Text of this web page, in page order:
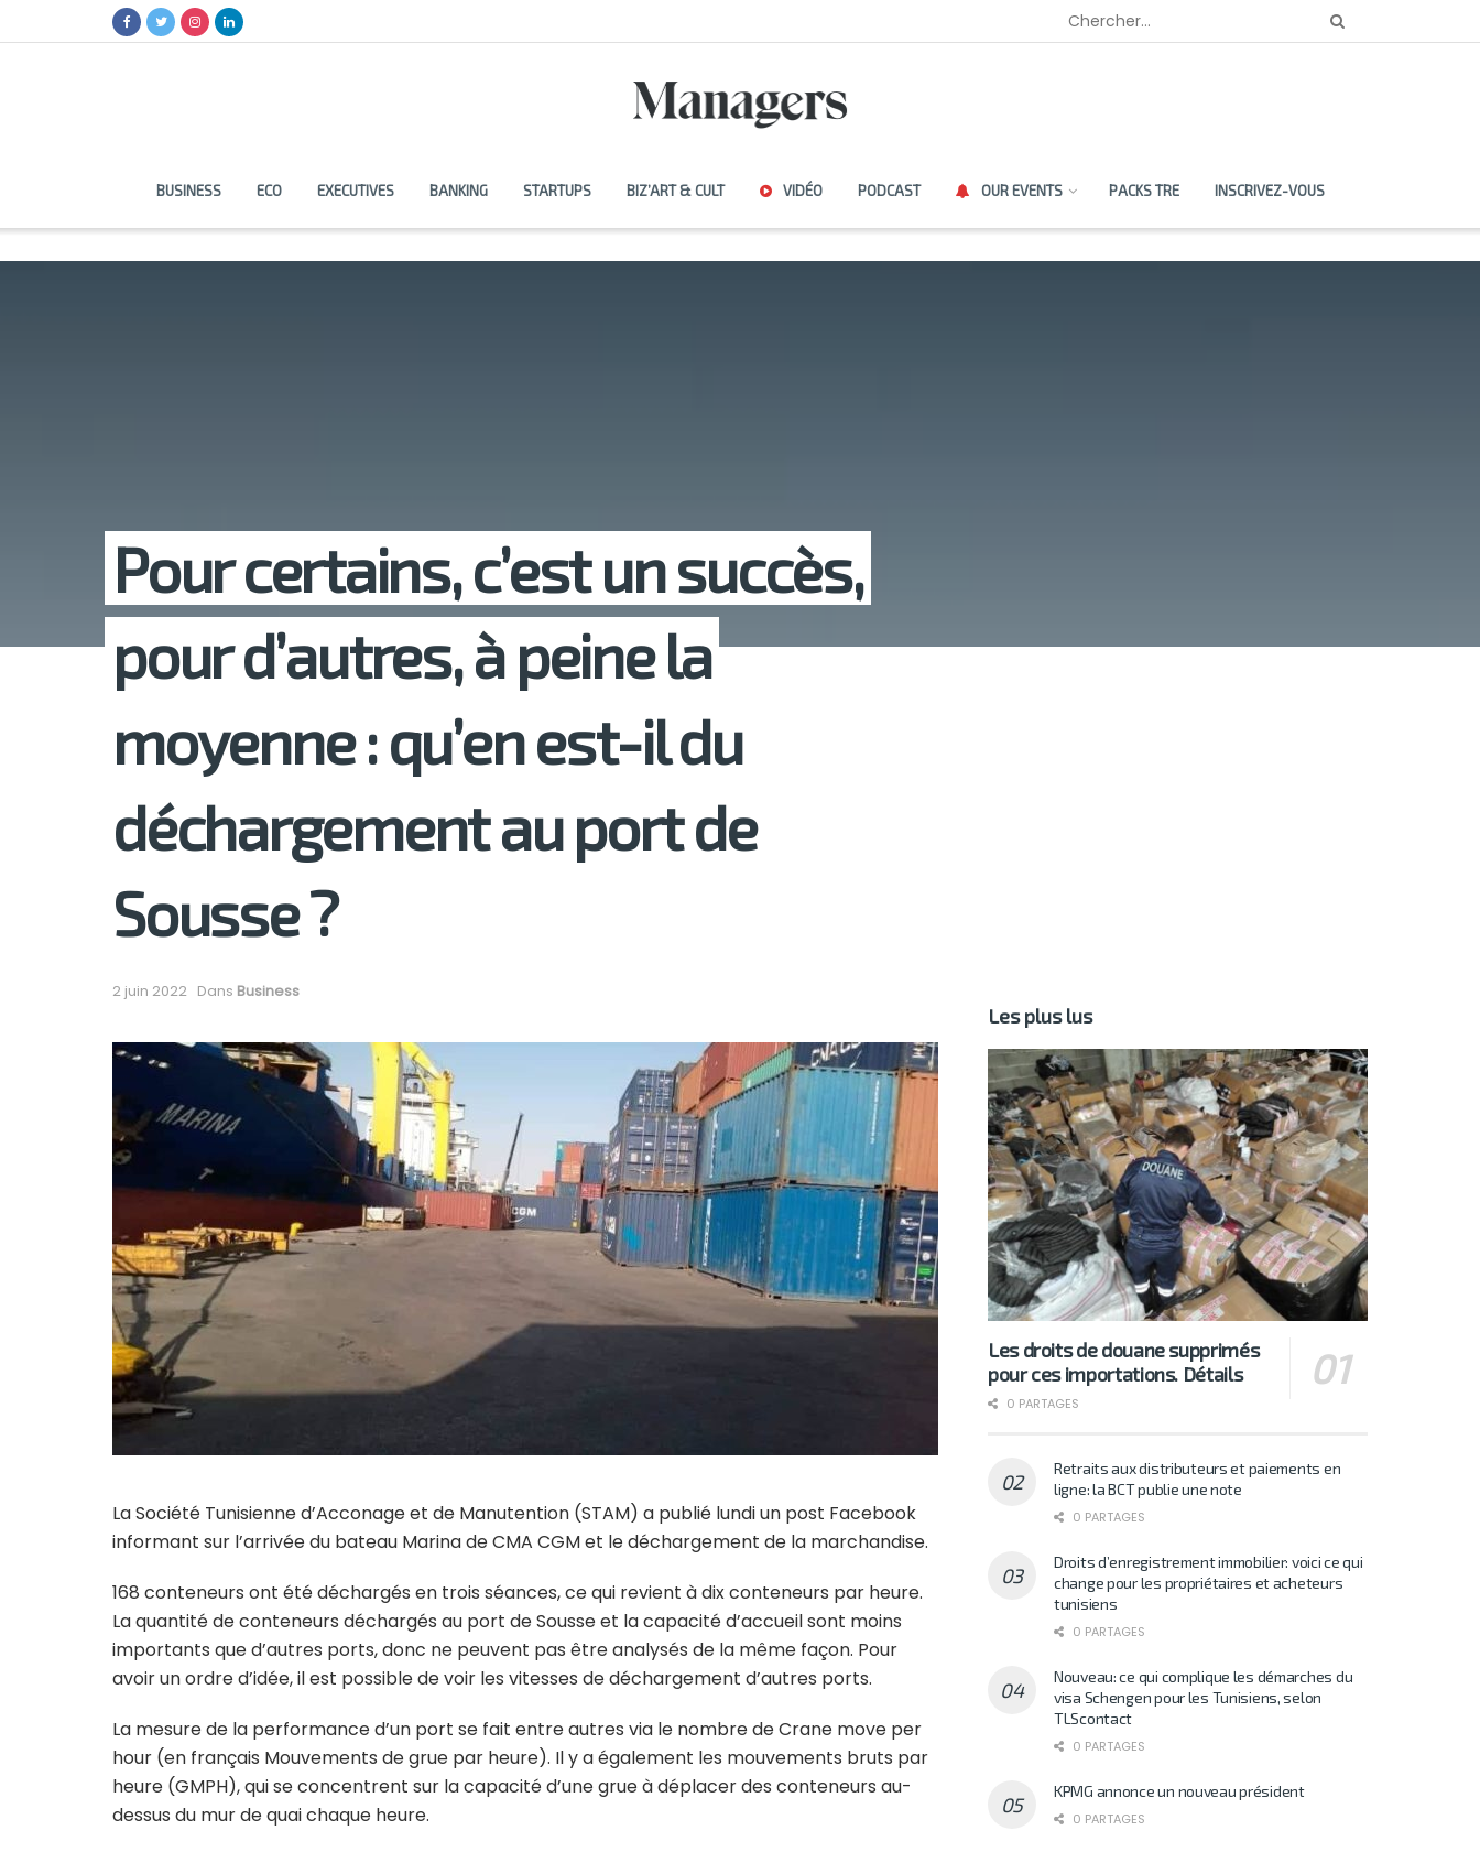
BUSINESS ECO EXECUTIVES BANKING STARTUPS BIZ’ART & CULT VIDÉO PODCAST OUR EVENTS PACKS TRE INSCRIVEZ-VOUS
Pour certains, c’est un succès,
pour d’autres, à peine la
moyenne : qu’en est-il du
déchargement au port de
Sousse ?
2 juin 2022 Dans Business
La Société Tunisienne d’Acconage et de Manutention (STAM) a publié lundi un post Facebook
informant sur l’arrivée du bateau Marina de CMA CGM et le déchargement de la marchandise.
168 conteneurs ont été déchargés en trois séances, ce qui revient à dix conteneurs par heure.
La quantité de conteneurs déchargés au port de Sousse et la capacité d’accueil sont moins
importants que d’autres ports, donc ne peuvent pas être analysés de la même façon. Pour
avoir un ordre d’idée, il est possible de voir les vitesses de déchargement d’autres ports.
La mesure de la performance d’un port se fait entre autres via le nombre de Crane move per
hour (en français Mouvements de grue par heure). Il y a également les mouvements bruts par
heure (GMPH), qui se concentrent sur la capacité d’une grue à déplacer des conteneurs au-
dessus du mur de quai chaque heure.
Les plus lus
Les droits de douane supprimés
pour ces importations. Détails
0 PARTAGES
Retraits aux distributeurs et paiements en
ligne: la BCT publie une note
0 PARTAGES
Droits d’enregistrement immobilier: voici ce qui
change pour les propriétaires et acheteurs
tunisiens
0 PARTAGES
Nouveau: ce qui complique les démarches du
visa Schengen pour les Tunisiens, selon
TLScontact
0 PARTAGES
KPMG annonce un nouveau président
0 PARTAGES